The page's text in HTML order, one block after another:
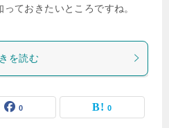
ておきたいところですね。
を読む
0 0